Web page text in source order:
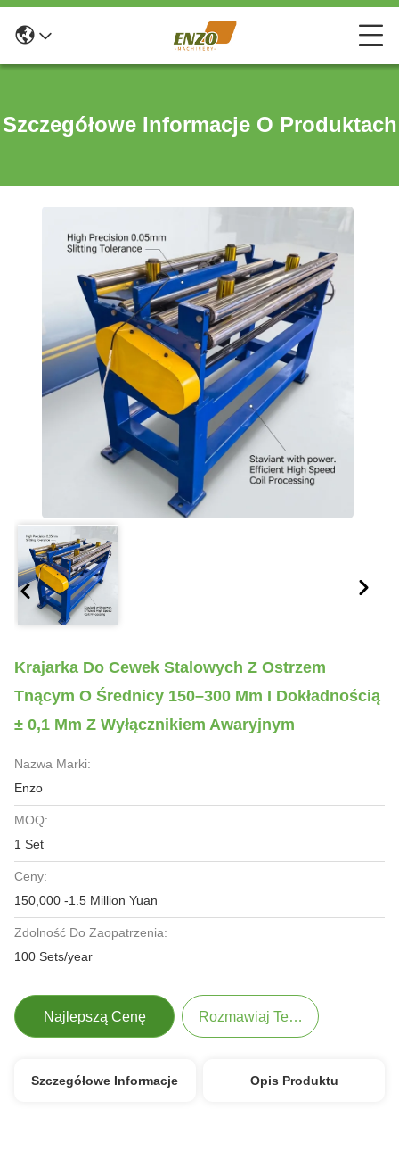
Szczegółowe Informacje O Produktach
Krajarka Do Cewek Stalowych Z Ostrzem
Tnącym O Średnicy 150–300 Mm I Dokładnością
± 0,1 Mm Z Wyłącznikiem Awaryjnym
Nazwa Marki:
Enzo
MOQ:
1 Set
Ceny:
150,000 -1.5 Million Yuan
Zdolność Do Zaopatrzenia:
100 Sets/year
Najlepszą Cenę Rozmawiaj Teraz.
Szczegółowe Informacje Opis Produktu